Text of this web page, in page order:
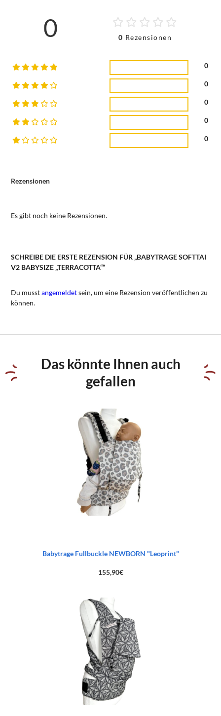
Rezensionen
Es gibt noch keine Rezensionen.
0 0 Rezensionen
0
0
0
0
0
SCHREIBE DIE ERSTE REZENSION FÜR „BABYTRAGE SOFTTAI
V2 BABYSIZE „TERRACOTTA““
Du musstangemeldetsein, um eine Rezension veröffentlichen zu
können.
Das könnte Ihnen auch
gefallen
Babytrage Fullbuckle NEWBORN "Leoprint"
155,90€